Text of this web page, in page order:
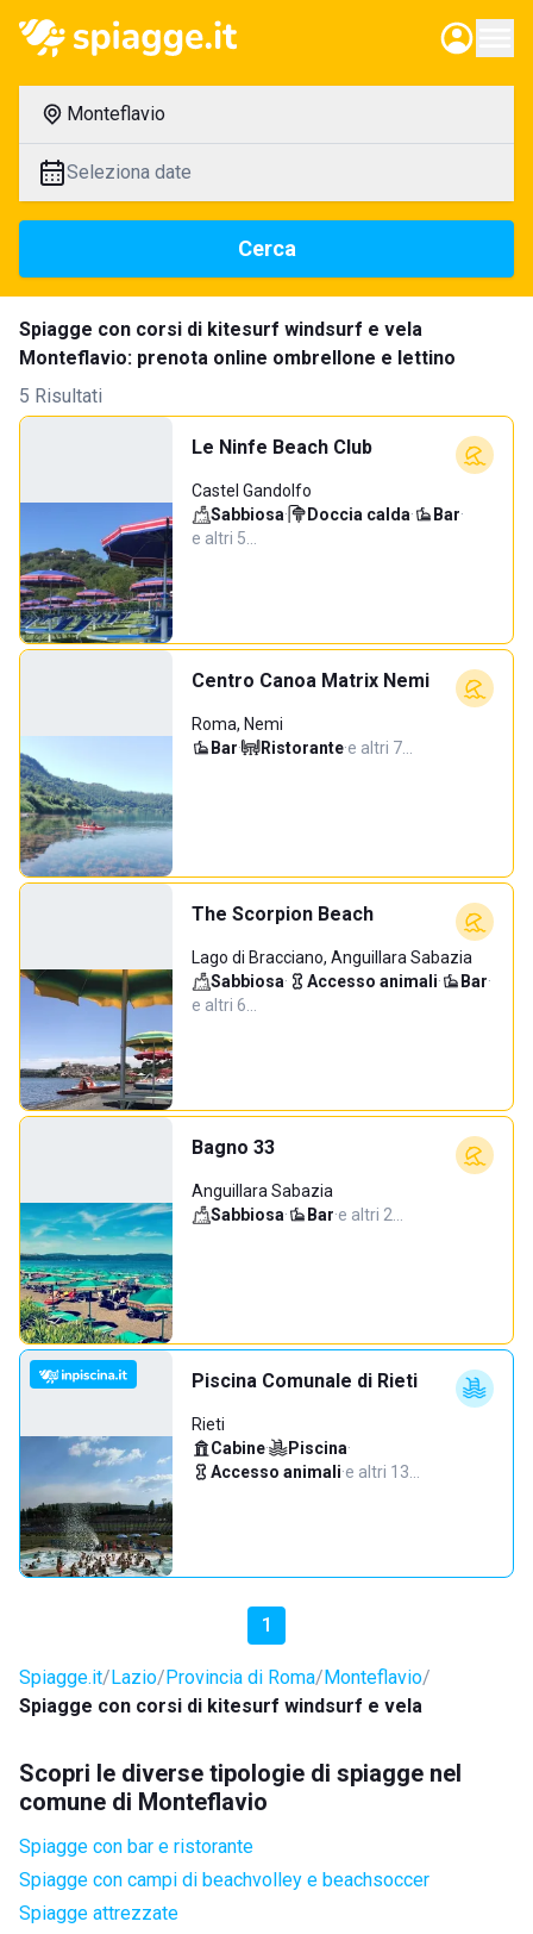
Monteflavio
Seleziona date
Cerca
Spiagge con corsi di kitesurf windsurf e vela
Monteflavio: prenota online ombrellone e lettino
5 Risultati
Le Ninfe Beach Club
Castel Gandolfo
Sabbiosa· Doccia calda· Bar·
e altri 5…
Centro Canoa Matrix Nemi
Roma, Nemi
Bar· Ristorante·e altri 7…
The Scorpion Beach
Lago di Bracciano, Anguillara Sabazia
Sabbiosa· Accesso animali· Bar·
e altri 6…
Bagno 33
Anguillara Sabazia
Sabbiosa· Bar·e altri 2…
Piscina Comunale di Rieti
Rieti
Cabine· Piscina·
Accesso animali·e altri 13…
1
Spiagge.it Lazio Provincia di Roma Monteflavio
Spiagge con corsi di kitesurf windsurf e vela
Scopri le diverse tipologie di spiagge nel
comune di Monteflavio
Spiagge con bar e ristorante
Spiagge con campi di beachvolley e beachsoccer
Spiagge attrezzate